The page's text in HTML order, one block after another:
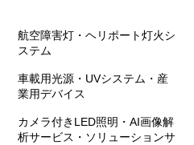
航空障害灯・ヘリポート灯火シ
ステム
車載用光源・UVシステム・産
業用デバイス
カメラ付きLED照明・AI画像解
析サービス・ソリューションサ